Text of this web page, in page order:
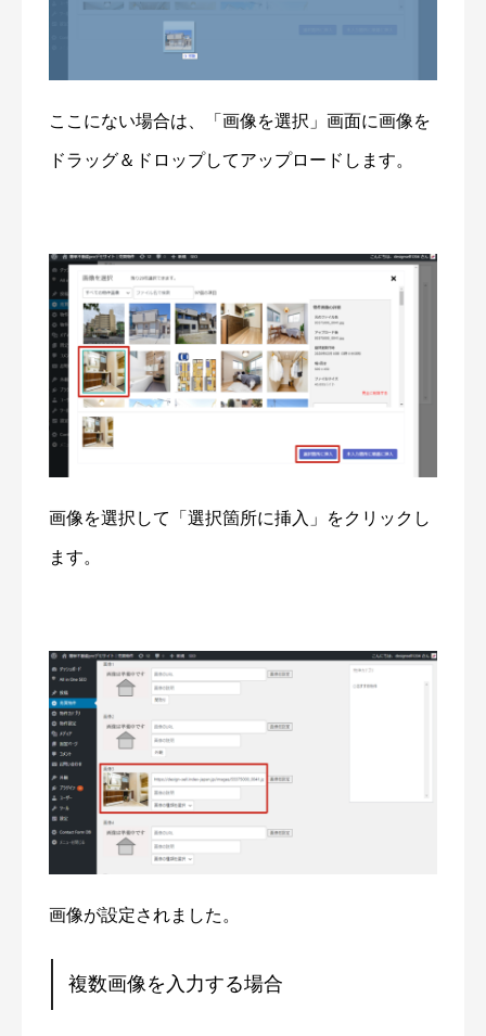
ここにない場合は、「画像を選択」画面に画像を
ドラッグ＆ドロップしてアップロードします。
画像を選択して「選択箇所に挿入」をクリックし
ます。
画像が設定されました。
複数画像を入力する場合